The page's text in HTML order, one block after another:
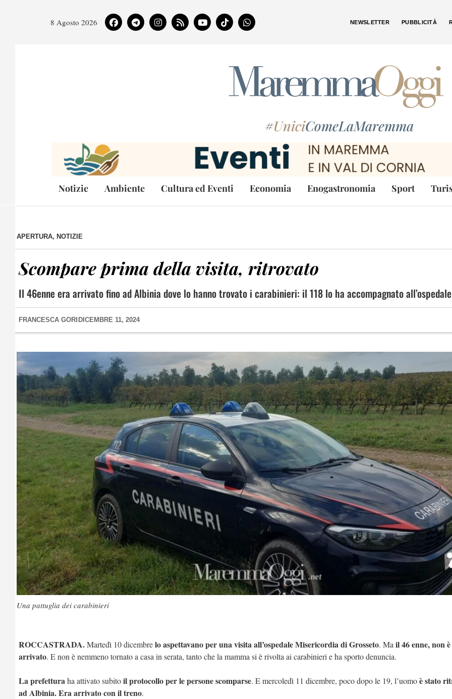
8 Agosto 2026 NEWSLETTER PUBBLICITÀ
#UniciComeLaMaremma
Notizie Ambiente Cultura ed Eventi Economia Enogastronomia Sport
APERTURA, NOTIZIE
Scompare prima della visita, ritrovato
Il 46enne era arrivato fino ad Albinia dove lo hanno trovato i carabinieri: il 118 lo ha accompagnato all’ospedale
FRANCESCA GORI DICEMBRE 11, 2024
Una pattuglia dei carabinieri
ROCCASTRADA.Martedì 10 dicembrelo aspettavano per una visita all’ospedale Misericordia di Grosseto. Ma il 46 enne,non
arrivato. E non è nemmeno tornato a casa in serata, tanto che la mamma si è rivolta ai carabinieri e ha sporto denuncia.
La prefetturaha attivato subitoil protocollo per le persone scomparse. E mercoledì 11 dicembre, poco dopo le 19, l’uomoè stato
ad Albinia. Era arrivato con il treno.